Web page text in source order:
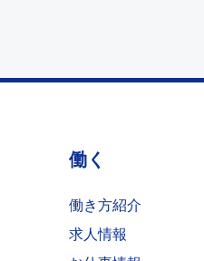
働く
働き方紹介
求人情報